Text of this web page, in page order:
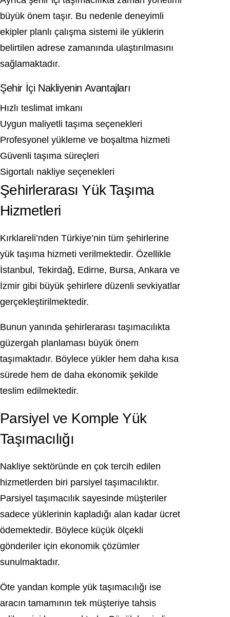
büyük önem taşır. Bu nedenle deneyimli
ekipler planlı çalışma sistemi ile yüklerin
belirtilen adrese zamanında ulaştırılmasını
sağlamaktadır.
Şehir İçi Nakliyenin Avantajları
Hızlı teslimat imkanı
Uygun maliyetli taşıma seçenekleri
Profesyonel yükleme ve boşaltma hizmeti
Güvenli taşıma süreçleri
Sigortalı nakliye seçenekleri
Şehirlerarası Yük Taşıma
Hizmetleri
Kırklareli’nden Türkiye’nin tüm şehirlerine
yük taşıma hizmeti verilmektedir. Özellikle
İstanbul, Tekirdağ, Edirne, Bursa, Ankara ve
İzmir gibi büyük şehirlere düzenli sevkiyatlar
gerçekleştirilmektedir.
Bunun yanında şehirlerarası taşımacılıkta
güzergah planlaması büyük önem
taşımaktadır. Böylece yükler hem daha kısa
sürede hem de daha ekonomik şekilde
teslim edilmektedir.
Parsiyel ve Komple Yük
Taşımacılığı
Nakliye sektöründe en çok tercih edilen
hizmetlerden biri parsiyel taşımacılıktır.
Parsiyel taşımacılık sayesinde müşteriler
sadece yüklerinin kapladığı alan kadar ücret
ödemektedir. Böylece küçük ölçekli
gönderiler için ekonomik çözümler
sunulmaktadır.
Öte yandan komple yük taşımacılığı ise
aracın tamamının tek müşteriye tahsis